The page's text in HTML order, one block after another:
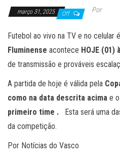
março 31, 2025 Off Por
Futebol ao vivo na TV e no celular é
Fluminense acontece HOJE (01)
de transmissão e prováveis
A partida de hoje é válida pela
como na data descrita acima e
primeiro time .
Esta será uma
da competição.
Por Notícias do Vasco